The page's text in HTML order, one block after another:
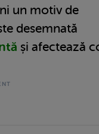
un motiv de
desemnată
și afectează